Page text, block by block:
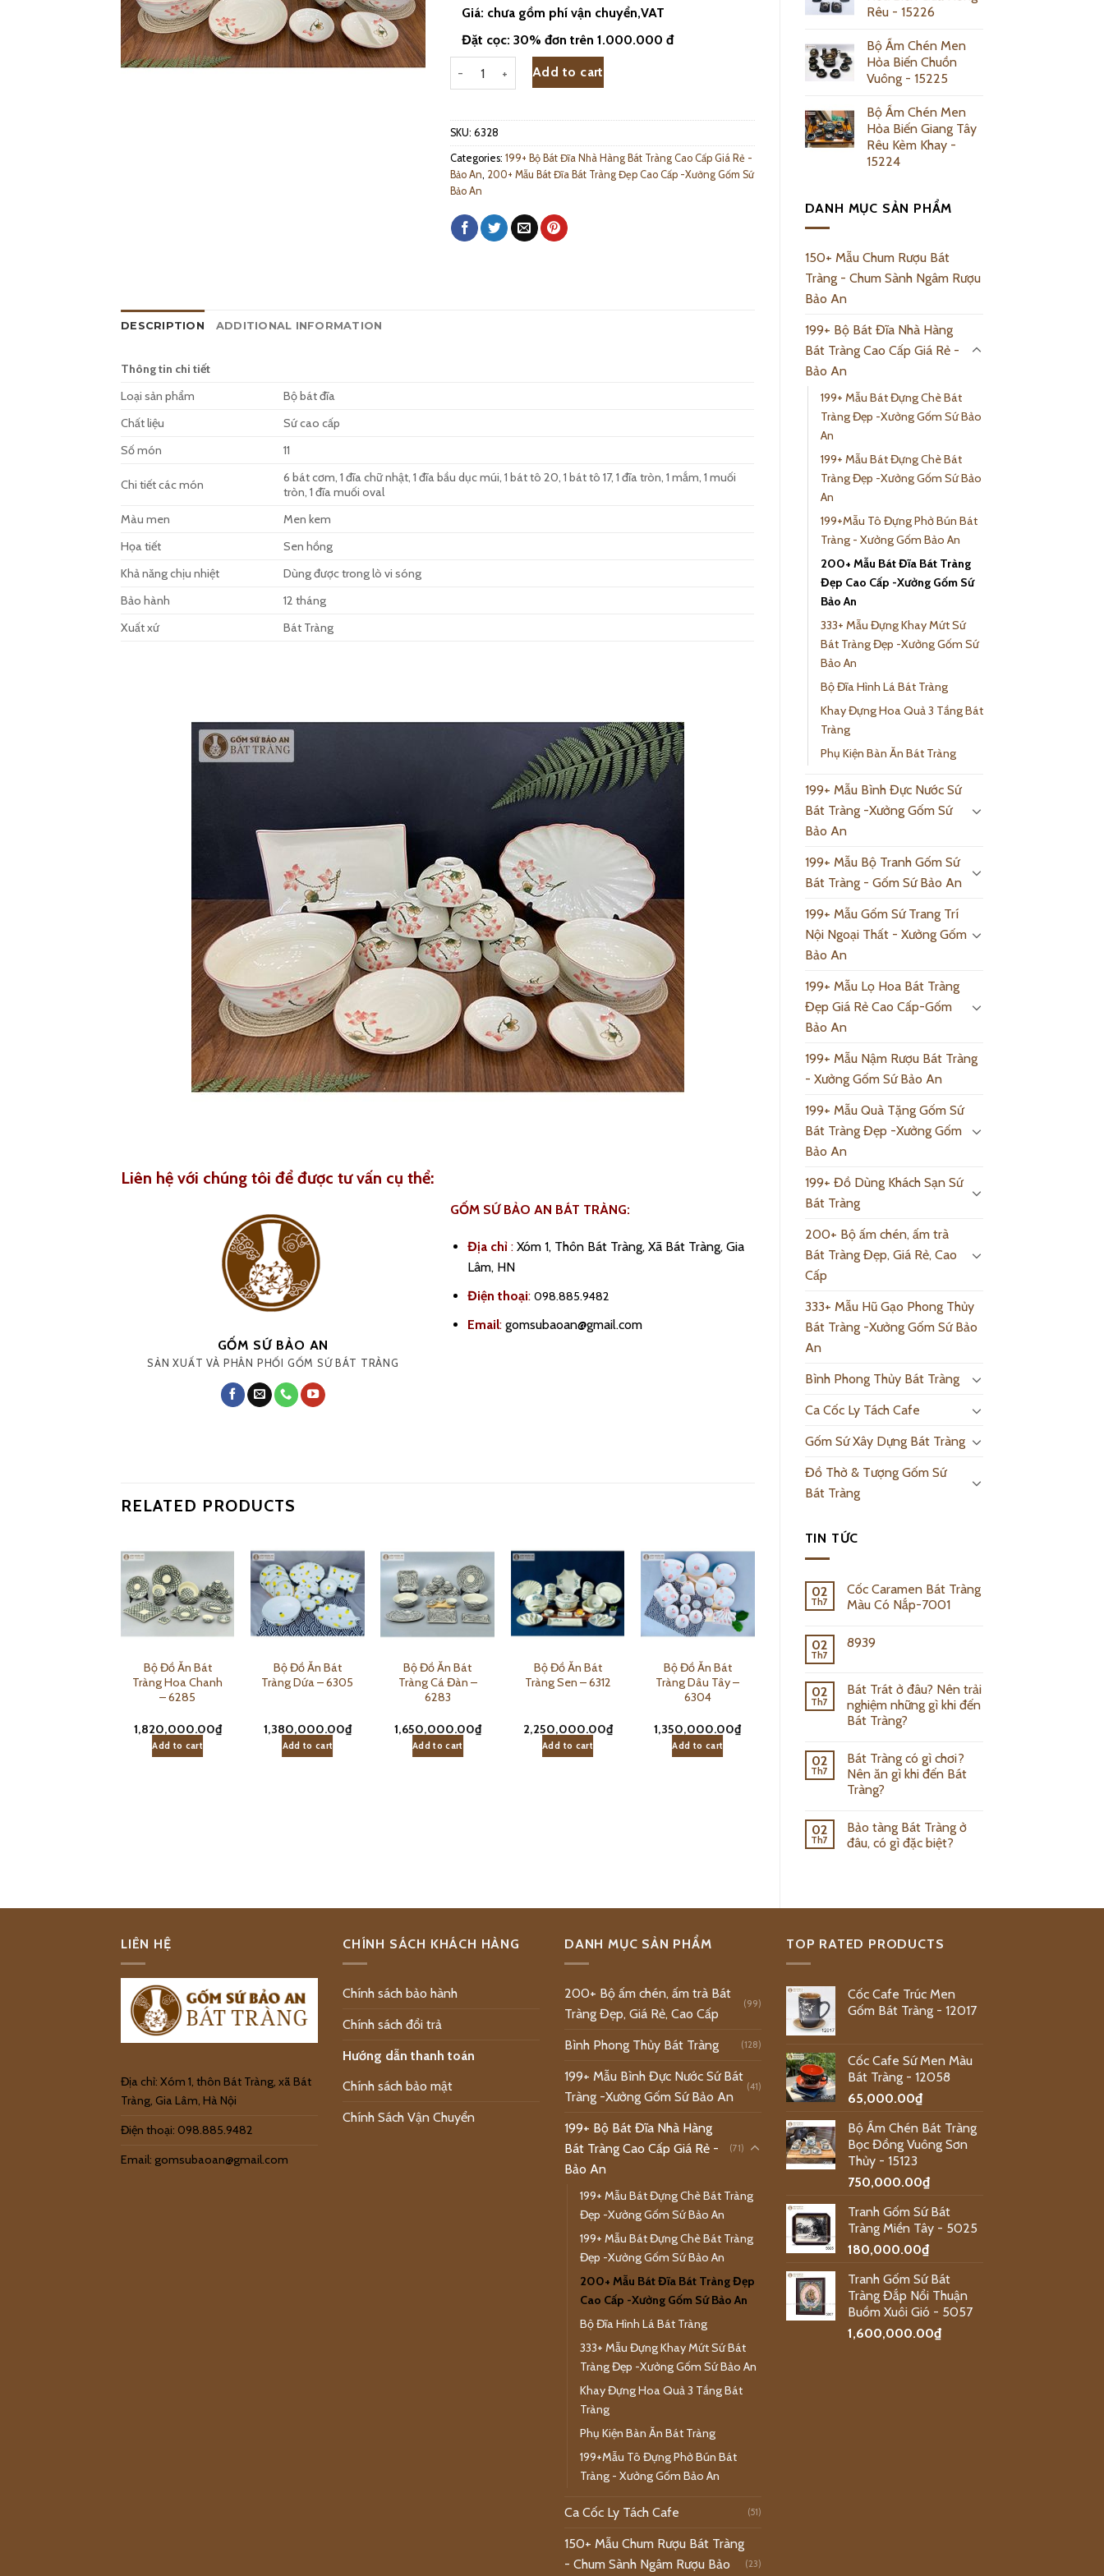
Rêu - 15226
Bộ Ấm Chén Men
Hỏa Biến Chuồn
Vuông - 15225
Bộ Ấm Chén Men
Hỏa Biến Giang Tây
Rêu Kèm Khay -
15224
DANH MỤC SẢN PHẨM
150+ Mẫu Chum Rượu Bát
Tràng - Chum Sành Ngâm Rượu
Bảo An
199+ Bộ Bát Đĩa Nhà Hàng
Bát Tràng Cao Cấp Giá Rẻ -
Bảo An
199+ Mẫu Bát Đựng Chè Bát
Tràng Đẹp -Xưởng Gốm Sứ Bảo
An
199+ Mẫu Bát Đựng Chè Bát
Tràng Đẹp -Xưởng Gốm Sứ Bảo
An
199+Mẫu Tô Đựng Phở Bún Bát
Tràng - Xưởng Gốm Bảo An
200+ Mẫu Bát Đĩa Bát Tràng
Đẹp Cao Cấp -Xưởng Gốm Sứ
Bảo An
333+ Mẫu Đựng Khay Mứt Sứ
Bát Tràng Đẹp -Xưởng Gốm Sứ
Bảo An
Bộ Đĩa Hình Lá Bát Tràng
Khay Đựng Hoa Quả 3 Tầng Bát
Tràng
Phụ Kiện Bàn Ăn Bát Tràng
199+ Mẫu Bình Đực Nước Sứ
Bát Tràng -Xưởng Gốm Sứ
Bảo An
199+ Mẫu Bộ Tranh Gốm Sứ
Bát Tràng - Gốm Sứ Bảo An
199+ Mẫu Gốm Sứ Trang Trí
Nội Ngoại Thất - Xưởng Gốm
Bảo An
199+ Mẫu Lọ Hoa Bát Tràng
Đẹp Giá Rẻ Cao Cấp-Gốm
Bảo An
199+ Mẫu Nậm Rượu Bát Tràng
- Xưởng Gốm Sứ Bảo An
199+ Mẫu Quà Tặng Gốm Sứ
Bát Tràng Đẹp -Xưởng Gốm
Bảo An
199+ Đồ Dùng Khách Sạn Sứ
Bát Tràng
200+ Bộ ấm chén, ấm trà
Bát Tràng Đẹp, Giá Rẻ, Cao
Cấp
333+ Mẫu Hũ Gạo Phong Thủy
Bát Tràng -Xưởng Gốm Sứ Bảo
An
Bình Phong Thủy Bát Tràng
Ca Cốc Ly Tách Cafe
Gốm Sứ Xây Dựng Bát Tràng
Đồ Thờ & Tượng Gốm Sứ
Bát Tràng
TIN TỨC
02
Th7
Cốc Caramen Bát Tràng
Màu Có Nắp-7001
02
Th7
8939
02
Th7
Bát Trát ở đâu? Nên trải
nghiệm những gì khi đến
Bát Tràng?
02
Th7
Bát Tràng có gì chơi?
Nên ăn gì khi đến Bát
Tràng?
02
Th7
Bảo tàng Bát Tràng ở
đâu, có gì đặc biệt?
Giá: chưa gồm phí vận chuyển,VAT
Đặt cọc: 30% đơn trên 1.000.000 đ
Bộ Đồ Ăn Bát Tràng Sen Hồng Men Kem - 6328 quantity
Add to cart
SKU: 6328
Categories: 199+ Bộ Bát Đĩa Nhà Hàng Bát Tràng Cao Cấp Giá Rẻ -
Bảo An, 200+ Mẫu Bát Đĩa Bát Tràng Đẹp Cao Cấp -Xưởng Gốm Sứ
Bảo An
DESCRIPTION ADDITIONAL INFORMATION
Thông tin chi tiết
Loại sản phẩm
Bộ bát đĩa
Chất liệu
Sứ cao cấp
Số món
11
Chi tiết các món
6 bát cơm, 1 đĩa chữ nhật, 1 đĩa bầu dục múi, 1 bát tô 20, 1 bát tô 17, 1 đĩa tròn, 1 mắm, 1 muối
tròn, 1 đĩa muối oval
Màu men
Men kem
Họa tiết
Sen hồng
Khả năng chịu nhiệt
Dùng được trong lò vi sóng
Bảo hành
12 tháng
Xuất xứ
Bát Tràng
Liên hệ với chúng tôi để được tư vấn cụ thể:
GỐM SỨ BẢO AN
SẢN XUẤT VÀ PHÂN PHỐI GỐM SỨ BÁT TRÀNG
GỐM SỨ BẢO AN BÁT TRÀNG:
Địa chỉ :Xóm 1, Thôn Bát Tràng, Xã Bát Tràng, Gia
Lâm, HN
Điện thoại: 098.885.9482
Email:gomsubaoan@gmail.com
RELATED PRODUCTS
Bộ Đồ Ăn Bát
Tràng Hoa Chanh
– 6285
1,820,000.00₫
Add to cart
Bộ Đồ Ăn Bát
Tràng Dứa – 6305
1,380,000.00₫
Add to cart
Bộ Đồ Ăn Bát
Tràng Cá Đàn –
6283
1,650,000.00₫
Add to cart
Bộ Đồ Ăn Bát
Tràng Sen – 6312
2,250,000.00₫
Add to cart
Bộ Đồ Ăn Bát
Tràng Dâu Tây –
6304
1,350,000.00₫
Add to cart
Bộ Đồ Ăn Bát
Tràng Trắng Vẽ
Vàng 24K – 6256
1,520,000.00₫
LIÊN HỆ
Địa chỉ: Xóm 1, thôn Bát Tràng, xã Bát
Tràng, Gia Lâm, Hà Nội
Điện thoại: 098.885.9482
Email: gomsubaoan@gmail.com
CHÍNH SÁCH KHÁCH HÀNG
Chính sách bảo hành
Chính sách đổi trả
Hướng dẫn thanh toán
Chính sách bảo mật
Chính Sách Vận Chuyển
DANH MỤC SẢN PHẨM
200+ Bộ ấm chén, ấm trà Bát
Tràng Đẹp, Giá Rẻ, Cao Cấp
(99)
Bình Phong Thủy Bát Tràng (128)
199+ Mẫu Bình Đực Nước Sứ Bát
Tràng -Xưởng Gốm Sứ Bảo An
(41)
199+ Bộ Bát Đĩa Nhà Hàng
Bát Tràng Cao Cấp Giá Rẻ -
Bảo An
(71)
199+ Mẫu Bát Đựng Chè Bát Tràng
Đẹp -Xưởng Gốm Sứ Bảo An
199+ Mẫu Bát Đựng Chè Bát Tràng
Đẹp -Xưởng Gốm Sứ Bảo An
200+ Mẫu Bát Đĩa Bát Tràng Đẹp
Cao Cấp -Xưởng Gốm Sứ Bảo An
Bộ Đĩa Hình Lá Bát Tràng
333+ Mẫu Đựng Khay Mứt Sứ Bát
Tràng Đẹp -Xưởng Gốm Sứ Bảo An
Khay Đựng Hoa Quả 3 Tầng Bát
Tràng
Phụ Kiện Bàn Ăn Bát Tràng
199+Mẫu Tô Đựng Phở Bún Bát
Tràng - Xưởng Gốm Bảo An
Ca Cốc Ly Tách Cafe (51)
150+ Mẫu Chum Rượu Bát Tràng
- Chum Sành Ngâm Rượu Bảo
(23)
TOP RATED PRODUCTS
Cốc Cafe Trúc Men
Gốm Bát Tràng - 12017
Cốc Cafe Sứ Men Màu
Bát Tràng - 12058
65,000.00₫
Bộ Ấm Chén Bát Tràng
Bọc Đồng Vuông Sơn
Thủy - 15123
750,000.00₫
Tranh Gốm Sứ Bát
Tràng Miền Tây - 5025
180,000.00₫
Tranh Gốm Sứ Bát
Tràng Đắp Nổi Thuận
Buồm Xuôi Gió - 5057
1,600,000.00₫